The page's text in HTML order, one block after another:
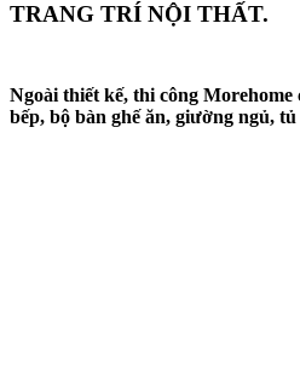
TRANG TRÍ NỘI THẤT.
Ngoài thiết kế, thi công
bếp, bộ bàn ghế ăn, giường ngủ,